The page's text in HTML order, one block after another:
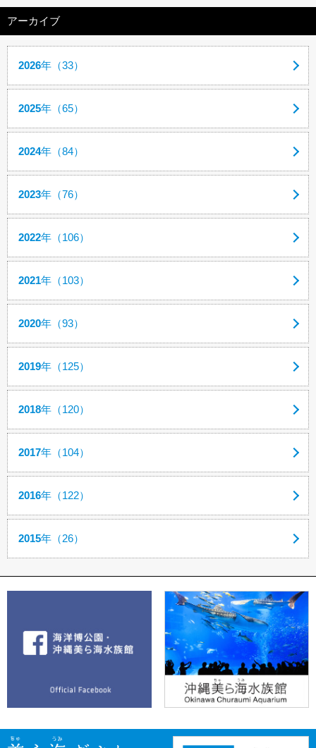
アーカイブ
2026年（33）
2025年（65）
2024年（84）
2023年（76）
2022年（106）
2021年（103）
2020年（93）
2019年（125）
2018年（120）
2017年（104）
2016年（122）
2015年（26）